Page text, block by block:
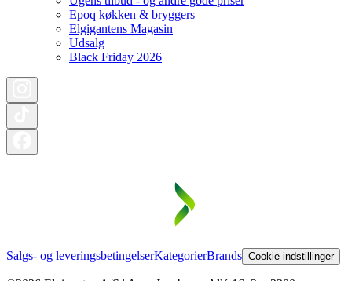
Epoq køkken & bryggers
Elgigantens Magasin
Udsalg
Black Friday 2026
Salgs- og leveringsbetingelserKategorierBrands Cookie indstillinger